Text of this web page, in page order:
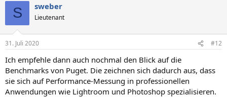
S sweber
Lieutenant
31. Juli 2020 #12
Ich empfehle dann auch nochmal den Blick auf die
Benchmarks von Puget. Die zeichnen sich dadurch aus, dass
sie sich auf Performance-Messung in professionellen
Anwendungen wie Lightroom und Photoshop spezialisieren.